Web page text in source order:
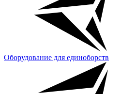
Оборудование для единоборств